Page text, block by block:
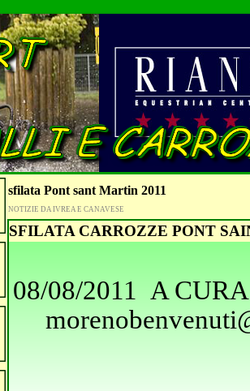
sfilata Pont sant Martin 2011
NOTIZIE DA IVREA E CANAVESE
SFILATA CARROZZE PONT
08/08/2011 A